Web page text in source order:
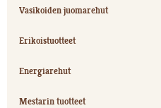
Vasikoiden juomarehut
Erikoistuotteet
Energiarehut
Mestarin tuotteet